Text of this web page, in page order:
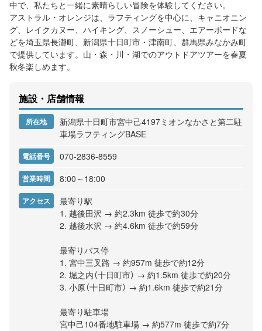
中で、私たちと一緒に素晴らしい冒険を体験してください。
アストラル・オレンジは、ラフティングを中心に、キャニオニン
グ、レイクカヌー、ハイキング、スノーシュー、エアーボードな
どを埼玉県長瀞町、新潟県十日町市・津南町、群馬県みなかみ町
で提供しています。山・森・川・湖でのアウトドアツアーを春夏
秋冬楽しめます。
施設・店舗情報
所在地
新潟県十日町市宮中己4197‎ミオンなかさと第二駐
車場ラフティングBASE
電話番号 070-2836-8559
営業時間 8:00～18:00
アクセス
最寄り駅
1. 越後田沢 → 約2.3km 徒歩で約30分
2. 越後水沢 → 約4.6km 徒歩で約59分
最寄りバス停
1. 宮中三叉路 → 約957m 徒歩で約12分
2. 堀之内（十日町市） → 約1.5km 徒歩で約20分
3. 小原（十日町市） → 約1.6km 徒歩で約21分
最寄り駐車場
宮中己104番地駐車場 → 約577m 徒歩で約7分